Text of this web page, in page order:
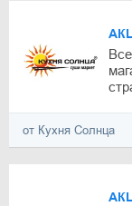
от Кухня Солнца